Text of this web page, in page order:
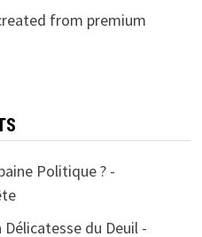
from premium
Politique ? -
du Deuil -